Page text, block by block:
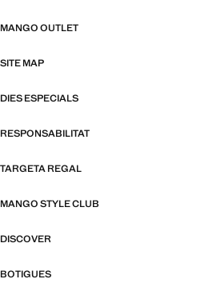
MANGO OUTLET
SITE MAP
DIES ESPECIALS
RESPONSABILITAT
TARGETA REGAL
MANGO STYLE CLUB
DISCOVER
BOTIGUES